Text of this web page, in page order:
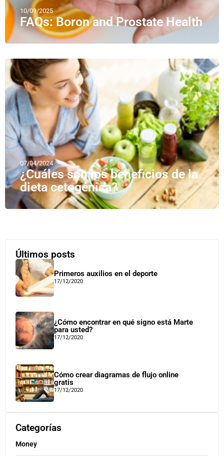
10/09/2025
FAQs: Boron and Prostate Health
07/04/2024
¿Cuáles son los beneficios de la
dieta cetogénica?
Últimos posts
Primeros auxilios en el deporte
17/12/2020
¿Cómo encontrar en qué signo está Marte
para usted?
17/12/2020
Cómo crear diagramas de flujo online
gratis
17/12/2020
Categorías
Money